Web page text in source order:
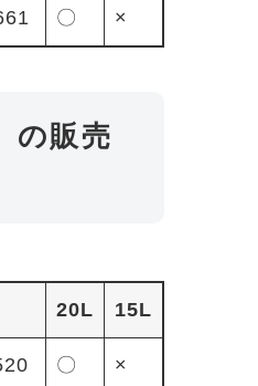
〇 ×
の販売
20L 15L
〇 ×